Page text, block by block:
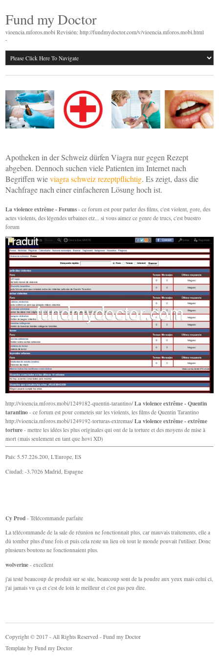
Fund my Doctor
vioencia.mforos.mobi Revisión: http://fundmydoctor.com/v/vioencia.mforos.mobi.html
-
Apotheken in der Schweiz dürfen Viagra nur gegen Rezept
abgeben. Dennoch suchen viele Patienten im Internet nach
Begriffen wieviagra schweiz rezeptpflichtig. Es zeigt, dass die
Nachfrage nach einer einfacheren Lösung hoch ist.
La violence extrême - Forums - ce forum est pour parler des films, c'est violent, gore, des
actes violents, des légendes urbaines etz... si vous aimez ce genre de trucs, c'est buestro
forum
http://vioencia.mforos.mobi/1249182-quentin-tarantino/La violence extrême - Quentin
tarantino - ce forum est pour cometeis sur les violents, les films de Quentin Tarantino
http://vioencia.mforos.mobi/1249192-torturas-extremas/La violence extrême - extrême
torture - mettre les idées les plus originales qui ont de la torture et des moyens de mise à
mort (mais seulement en tant que hovi XD)
País: 5.57.226.200, L'Europe, ES
Ciudad: -3.7026 Madrid, Espagne
Cy Prod - Télécommande parfaite
La télécommande de la sale de réunion ne fonctionnait plus, car mauvais traitements, elle a
dû tomber plus d'une fois et puis cela reste un lieu où tout le monde pouvait l'utiliser. Donc
plusieurs boutons ne fonctionnaient plus.
wolverine - excellent
j'ai testé beaucoup de produit sur se site, beaucoup sont de la poudre aux yeux mais celui ci,
j'ai jamais vu ça et c'est de loin le meilleur et c'est pas peu dire.
Copyright © 2017 - All Rights Reserved - Fund my Doctor
Template byFund my Doctor